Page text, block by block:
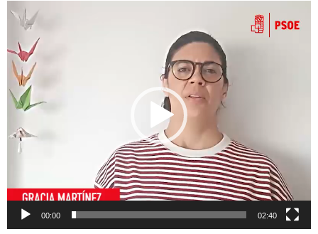
Reproductor
00:00 02:40